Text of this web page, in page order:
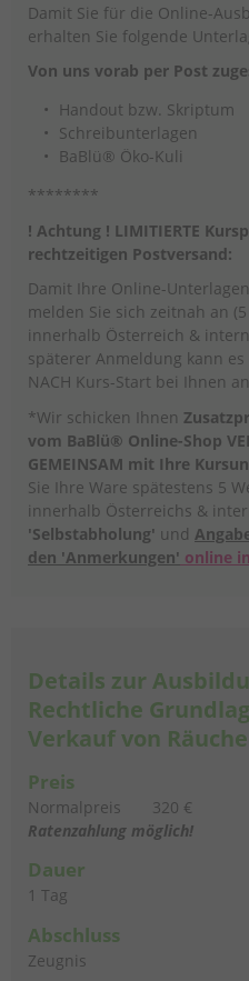
Damit Sie für die Online-
erhalten Sie folgende
Von uns vorab per Post
Handout bzw. Skriptum
Schreibunterlagen
BaBlü® Öko-Kuli
********
! Achtung ! LIMITIERTE
rechtzeitigen Postversand:
Damit Ihre Online-
melden Sie sich zeitnah an
innerhalb Österreich &
späterer Anmeldung kann
NACH Kurs-Start bei Ihnen
*Wir schicken Ihnen
vom BaBlü® Online-Shop
GEMEINSAM mit Ihre
Sie Ihre Ware spätestens 5
innerhalb Österreichs &
'Selbstabholung' und A
den 'Anmerkungen' online
Details zur
Rechtliche
Verkauf von
Preis
Normalpreis
320 €
Ratenzahlung möglich!
Dauer
1 Tag
Abschluss
Zeugnis